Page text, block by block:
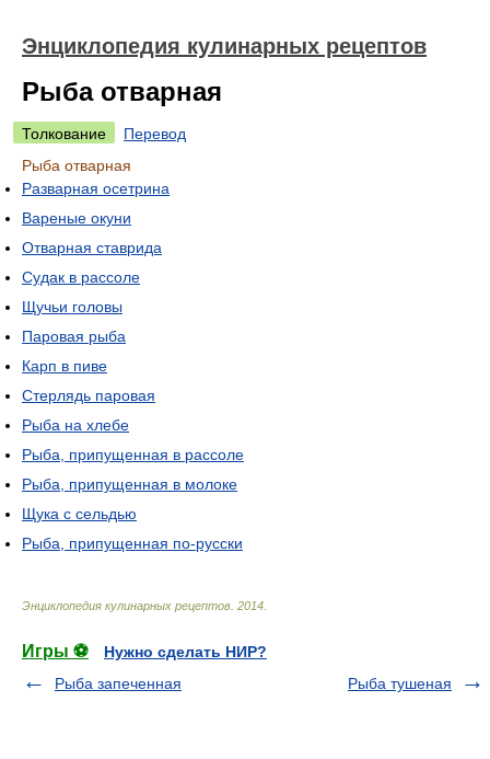
Энциклопедия кулинарных рецептов
Рыба отварная
Толкование
Перевод
Рыба отварная
Разварная осетрина
Вареные окуни
Отварная ставрида
Судак в рассоле
Щучьи головы
Паровая рыба
Карп в пиве
Стерлядь паровая
Рыба на хлебе
Рыба, припущенная в рассоле
Рыба, припущенная в молоке
Щука с сельдью
Рыба, припущенная по-русски
Энциклопедия кулинарных рецептов 2014
Игры ⚽
Нужно сделать НИР?
Рыба запеченная
Рыба тушеная